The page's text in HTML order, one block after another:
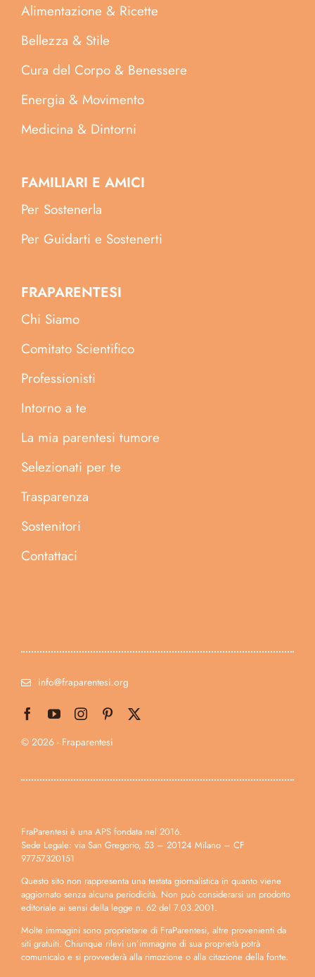
Alimentazione & Ricette
Bellezza & Stile
Cura del Corpo & Benessere
Energia & Movimento
Medicina & Dintorni
FAMILIARI E AMICI
Per Sostenerla
Per Guidarti e Sostenerti
FRAPARENTESI
Chi Siamo
Comitato Scientifico
Professionisti
Intorno a te
La mia parentesi tumore
Selezionati per te
Trasparenza
Sostenitori
Contattaci
info@fraparentesi.org
© 2026 - Fraparentesi
FraParentesi è una APS fondata nel 2016.
Sede Legale: via San Gregorio, 53 – 20124 Milano – CF
97757320151
Questo sito non rappresenta una testata giornalistica in quanto viene
aggiornato senza alcuna periodicità. Non può considerarsi un prodotto
editoriale ai sensi della legge n. 62 del 7.03.2001.
Molte immagini sono proprietarie di FraParentesi, altre provenienti da
siti gratuiti. Chiunque rilevi un’immagine di sua proprietà potrà
comunicalo e si provvederà alla rimozione o alla citazione della fonte.